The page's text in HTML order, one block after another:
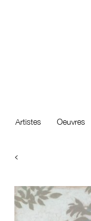
Artistes Oeuvres
<